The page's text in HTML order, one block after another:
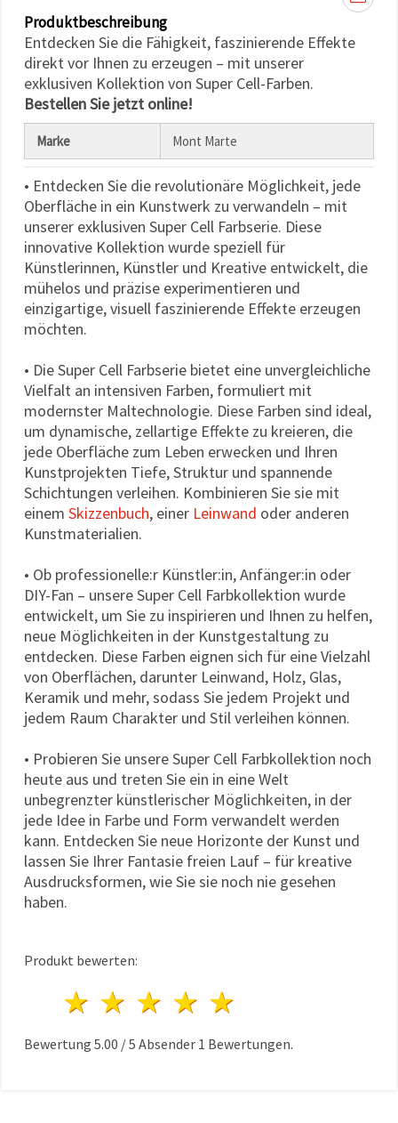
Datenschutzerklärung
Cookie-
Richtlinie
Alle
akzeptieren
Cookie-
Einstellungen
Produktbeschreibung
Entdecken Sie die Fähigkeit, faszinierende Effekte
direkt vor Ihnen zu erzeugen – mit unserer
exklusiven Kollektion von Super Cell-Farben.
Bestellen Sie jetzt online!
Marke Mont Marte
• Entdecken Sie die revolutionäre Möglichkeit, jede
Oberfläche in ein Kunstwerk zu verwandeln – mit
unserer exklusiven Super Cell Farbserie. Diese
innovative Kollektion wurde speziell für
Künstlerinnen, Künstler und Kreative entwickelt, die
mühelos und präzise experimentieren und
einzigartige, visuell faszinierende Effekte erzeugen
möchten.
• Die Super Cell Farbserie bietet eine unvergleichliche
Vielfalt an intensiven Farben, formuliert mit
modernster Maltechnologie. Diese Farben sind ideal,
um dynamische, zellartige Effekte zu kreieren, die
jede Oberfläche zum Leben erwecken und Ihren
Kunstprojekten Tiefe, Struktur und spannende
Schichtungen verleihen. Kombinieren Sie sie mit
einem Skizzenbuch, einer Leinwand oder anderen
Kunstmaterialien.
• Ob professionelle:r Künstler:in, Anfänger:in oder
DIY-Fan – unsere Super Cell Farbkollektion wurde
entwickelt, um Sie zu inspirieren und Ihnen zu helfen,
neue Möglichkeiten in der Kunstgestaltung zu
entdecken. Diese Farben eignen sich für eine Vielzahl
von Oberflächen, darunter Leinwand, Holz, Glas,
Keramik und mehr, sodass Sie jedem Projekt und
jedem Raum Charakter und Stil verleihen können.
• Probieren Sie unsere Super Cell Farbkollektion noch
heute aus und treten Sie ein in eine Welt
unbegrenzter künstlerischer Möglichkeiten, in der
jede Idee in Farbe und Form verwandelt werden
kann. Entdecken Sie neue Horizonte der Kunst und
lassen Sie Ihrer Fantasie freien Lauf – für kreative
Ausdrucksformen, wie Sie sie noch nie gesehen
haben.
Produkt bewerten:
4 Sterne
3 Sterne
2 Sterne
1 Stern
Bewertung 5.00 /5 Absender 1 Bewertungen.